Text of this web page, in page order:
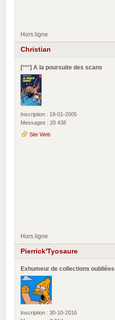
Hors ligne
Christian
[°*°] A la poursuite des scans
Inscription : 19-01-2005
Messages : 20 438
Site Web
Hors ligne
Pierrick'Tyosaure
Exhumeur de collections oubliées
Inscription : 30-10-2016